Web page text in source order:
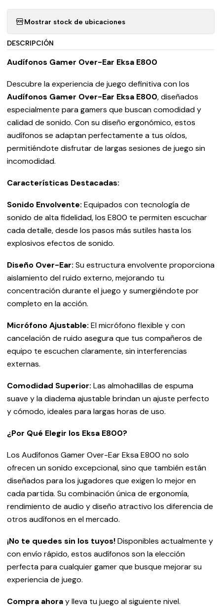
Mostrar stock de ubicaciones
DESCRIPCIÓN
Audífonos Gamer Over-Ear Eksa E800
Descubre la experiencia de juego definitiva con los
Audífonos Gamer Over-Ear Eksa E800, diseñados
especialmente para gamers que buscan comodidad y
calidad de sonido. Con su diseño ergonómico, estos
audífonos se adaptan perfectamente a tus oídos,
permitiéndote disfrutar de largas sesiones de juego sin
incomodidad.
Características Destacadas:
Sonido Envolvente: Equipados con tecnología de
sonido de alta fidelidad, los E800 te permiten escuchar
cada detalle, desde los pasos más sutiles hasta los
explosivos efectos de sonido.
Diseño Over-Ear: Su estructura envolvente proporciona
aislamiento del ruido externo, mejorando tu
concentración durante el juego y sumergiéndote por
completo en la acción.
Micrófono Ajustable: El micrófono flexible y con
cancelación de ruido asegura que tus compañeros de
equipo te escuchen claramente, sin interferencias
externas.
Comodidad Superior: Las almohadillas de espuma
suave y la diadema ajustable brindan un ajuste perfecto
y cómodo, ideales para largas horas de uso.
¿Por Qué Elegir los Eksa E800?
Los Audífonos Gamer Over-Ear Eksa E800 no solo
ofrecen un sonido excepcional, sino que también están
diseñados para los jugadores que exigen lo mejor en
cada partida. Su combinación única de ergonomía,
rendimiento de audio y diseño atractivo los diferencia de
otros audífonos en el mercado.
¡No te quedes sin los tuyos!Disponibles actualmente y
con envío rápido, estos audífonos son la elección
perfecta para cualquier gamer que busque mejorar su
experiencia de juego.
Compra ahoray lleva tu juego al siguiente nivel.